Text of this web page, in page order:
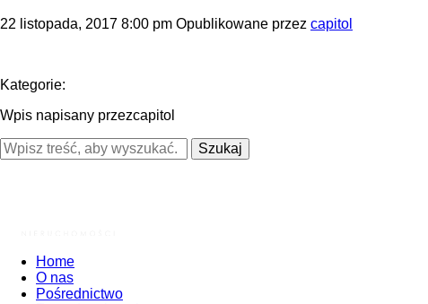
22 listopada, 2017 8:00 pm Opublikowane przez capitol
Kategorie:
Wpis napisany przezcapitol
Szukaj
Home
O nas
Pośrednictwo